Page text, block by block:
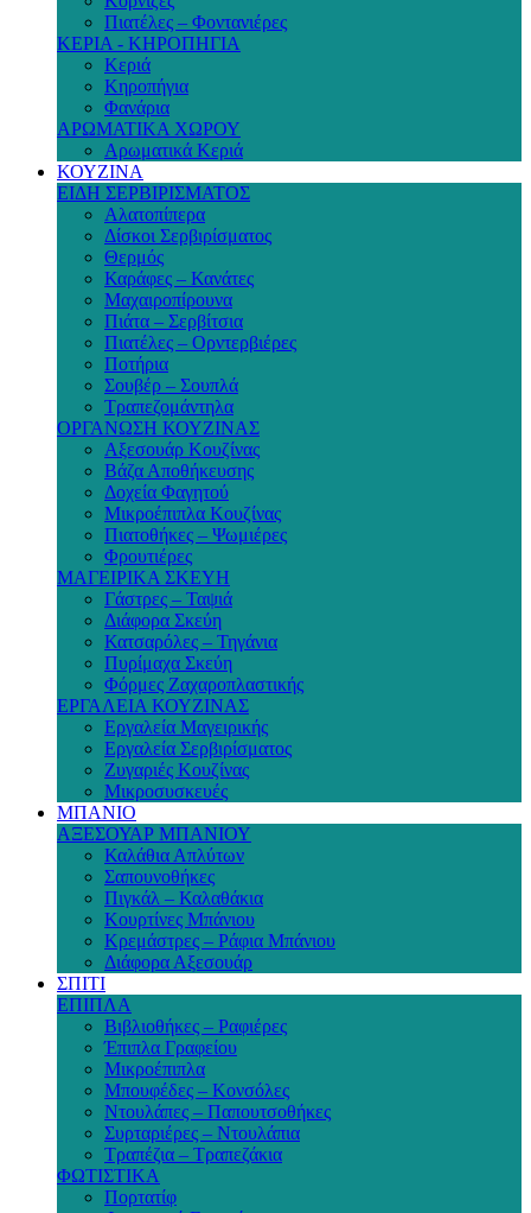
Πιατέλες – Φοντανιέρες
ΚΕΡΙΑ - ΚΗΡΟΠΗΓΙΑ
Κεριά
Κηροπήγια
Φανάρια
ΑΡΩΜΑΤΙΚΑ ΧΩΡΟΥ
Αρωματικά Κεριά
ΚΟΥΖΙΝΑ
ΕΙΔΗ ΣΕΡΒΙΡΙΣΜΑΤΟΣ
Αλατοπίπερα
Δίσκοι Σερβιρίσματος
Θερμός
Καράφες – Κανάτες
Μαχαιροπίρουνα
Πιάτα – Σερβίτσια
Πιατέλες – Ορντερβιέρες
Ποτήρια
Σουβέρ – Σουπλά
Τραπεζομάντηλα
ΟΡΓΑΝΩΣΗ ΚΟΥΖΙΝΑΣ
Αξεσουάρ Κουζίνας
Βάζα Αποθήκευσης
Δοχεία Φαγητού
Μικροέπιπλα Κουζίνας
Πιατοθήκες – Ψωμιέρες
Φρουτιέρες
ΜΑΓΕΙΡΙΚΑ ΣΚΕΥΗ
Γάστρες – Ταψιά
Διάφορα Σκεύη
Κατσαρόλες – Τηγάνια
Πυρίμαχα Σκεύη
Φόρμες Ζαχαροπλαστικής
ΕΡΓΑΛΕΙΑ ΚΟΥΖΙΝΑΣ
Εργαλεία Μαγειρικής
Εργαλεία Σερβιρίσματος
Ζυγαριές Κουζίνας
Μικροσυσκευές
ΜΠΑΝΙΟ
ΑΞΕΣΟΥΑΡ ΜΠΑΝΙΟΥ
Καλάθια Απλύτων
Σαπουνοθήκες
Πιγκάλ – Καλαθάκια
Κουρτίνες Μπάνιου
Κρεμάστρες – Ράφια Μπάνιου
Διάφορα Αξεσουάρ
ΣΠΙΤΙ
ΕΠΙΠΛΑ
Βιβλιοθήκες – Ραφιέρες
Έπιπλα Γραφείου
Μικροέπιπλα
Μπουφέδες – Κονσόλες
Ντουλάπες – Παπουτσοθήκες
Συρταριέρες – Ντουλάπια
Τραπέζια – Τραπεζάκια
ΦΩΤΙΣΤΙΚΑ
Πορτατίφ